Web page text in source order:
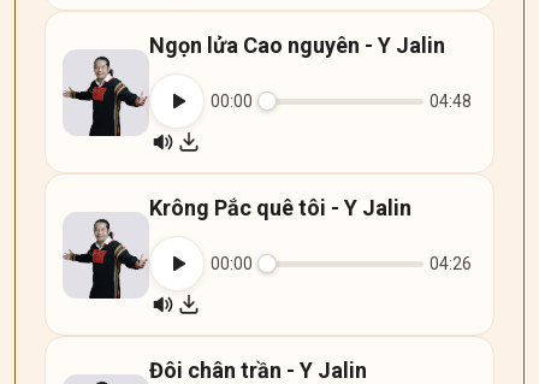
Ngọn lửa Cao nguyên - Y Jalin
00:00 04:48
Krông Pắc quê tôi - Y Jalin
00:00 04:26
Đôi chân trần - Y Jalin